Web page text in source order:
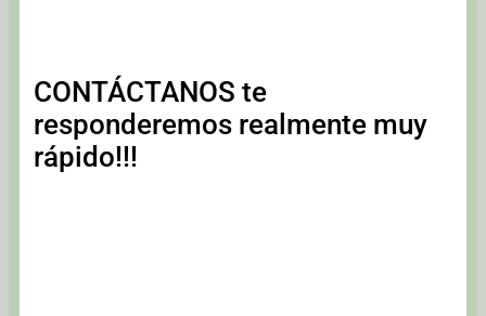
CONTÁCTANOS te
responderemos realmente muy
rápido!!!